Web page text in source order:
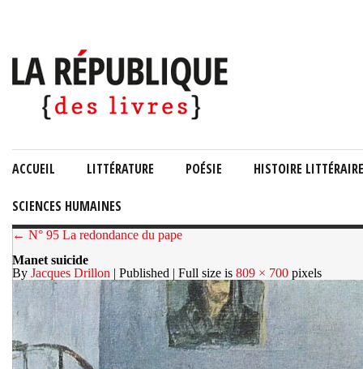
ACCUEIL LITTÉRATURE POÉSIE HISTOIRE LITTÉRAIRE
SCIENCES HUMAINES
← N° 95 La redondance du pape
Manet suicide
By Jacques Drillon | Published | Full size is 809 × 700 pixels